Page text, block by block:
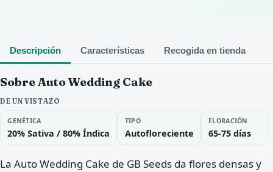
Descripción Características Recogida en tienda
Sobre Auto Wedding Cake
DE UN VISTAZO
GENÉTICA
20% Sativa / 80% Índica
TIPO
Autofloreciente
FLORACIÓN
65-75 días
La Auto Wedding Cake de GB Seeds da flores densas y